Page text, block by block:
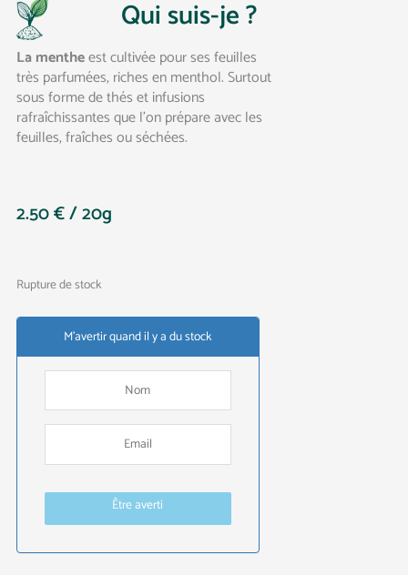
Qui suis-je ?
La mentheest cultivée pour ses feuilles
très parfumées, riches en menthol. Surtout
sous forme de thés et infusions
rafraîchissantes que l’on prépare avec les
feuilles, fraîches ou séchées.
2.50€/ 20g
Rupture de stock
M'avertir quand il y a du stock
Être averti